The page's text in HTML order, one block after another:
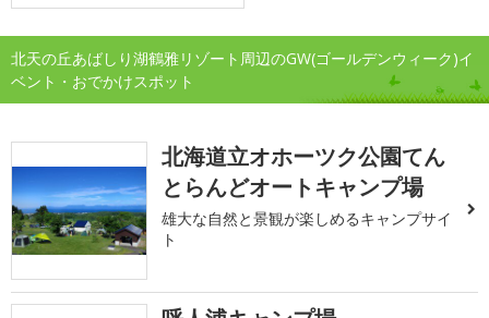
北天の丘あばしり湖鶴雅リゾート周辺のGW(ゴールデンウィーク)イ
ベント・おでかけスポット
北海道立オホーツク公園てん
とらんどオートキャンプ場
雄大な自然と景観が楽しめるキャンプサイ
ト